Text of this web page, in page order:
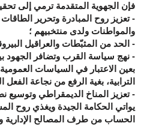
فإن الجهوية المتقدمة ترمي إلى
- تعزيز روح المبادرة وتحرير
والمواطنات ولدى منتخبيهم ؛
- الحد من المثبّطات والعراقيل
- نهج سياسة القرب وتضافر الجهود
بعين الاعتبار في السياسات
الترابية، بغية الرفع من نجاعة الفعل
- تعزيز المناخ الديمقراطي وتوسيع
يواتي الحكامة الجيدة ويغذي روح
الحساب من طرف المصالح